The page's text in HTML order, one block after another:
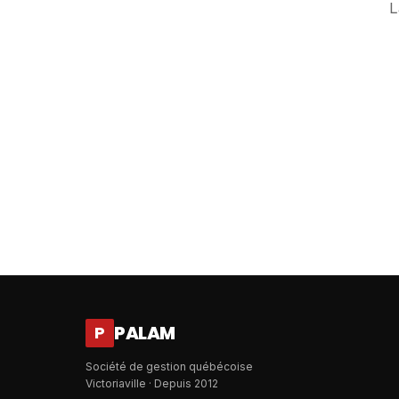
P PALAM
Société de gestion québécoise
Victoriaville · Depuis 2012